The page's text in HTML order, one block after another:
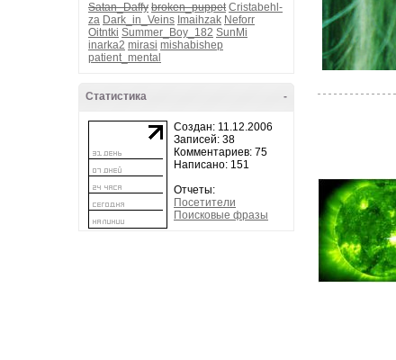
Satan_Daffy broken_puppet Cristabehl-
za Dark_in_Veins Imaihzak Neforr
Oitntki Summer_Boy_182 SunMi
inarka2 mirasi mishabishep
patient_mental
-
Статистика
Создан: 11.12.2006
Записей: 38
Комментариев: 75
Написано: 151
Отчеты:
Посетители
Поисковые фразы